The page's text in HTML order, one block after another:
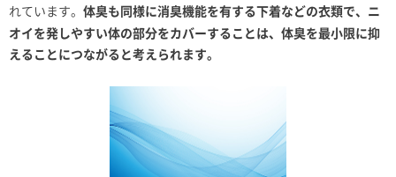
れています。 体臭も同様に消臭機能を有する下着などの衣類で、ニ
オイを発しやすい体の部分をカバーすることは、体臭を最小限に抑
えることにつながると考えられます。